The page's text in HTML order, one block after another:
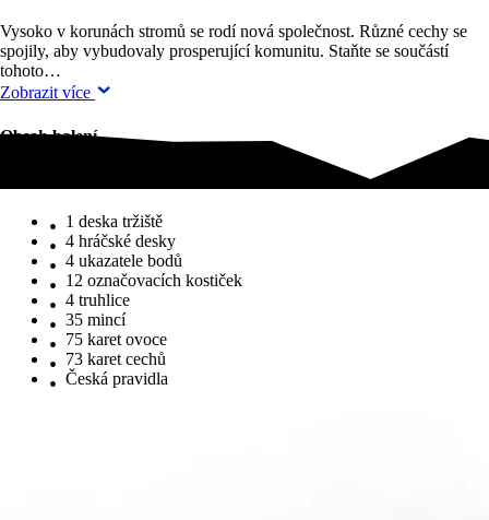
Vysoko v korunách stromů se rodí nová společnost. Různé cechy se
spojily, aby vybudovaly prosperující komunitu. Staňte se součástí
tohoto…
Zobrazit více
Obsah balení
1 deska tržiště
4 hráčské desky
4 ukazatele bodů
12 označovacích kostiček
4 truhlice
35 mincí
75 karet ovoce
73 karet cechů
Česká pravidla